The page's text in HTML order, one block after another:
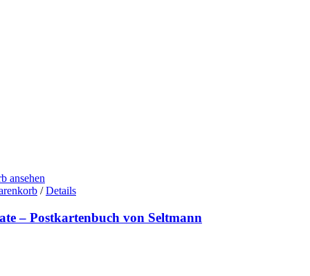
ansehen
/ Details
– Postkartenbuch von Seltmann